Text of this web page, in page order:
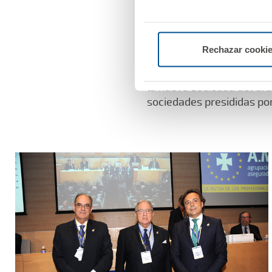
Rechazar
en el crecimiento de la
anterior de un 2,5%
En la Asamblea
la nueva sociedad del
sociedades presididas